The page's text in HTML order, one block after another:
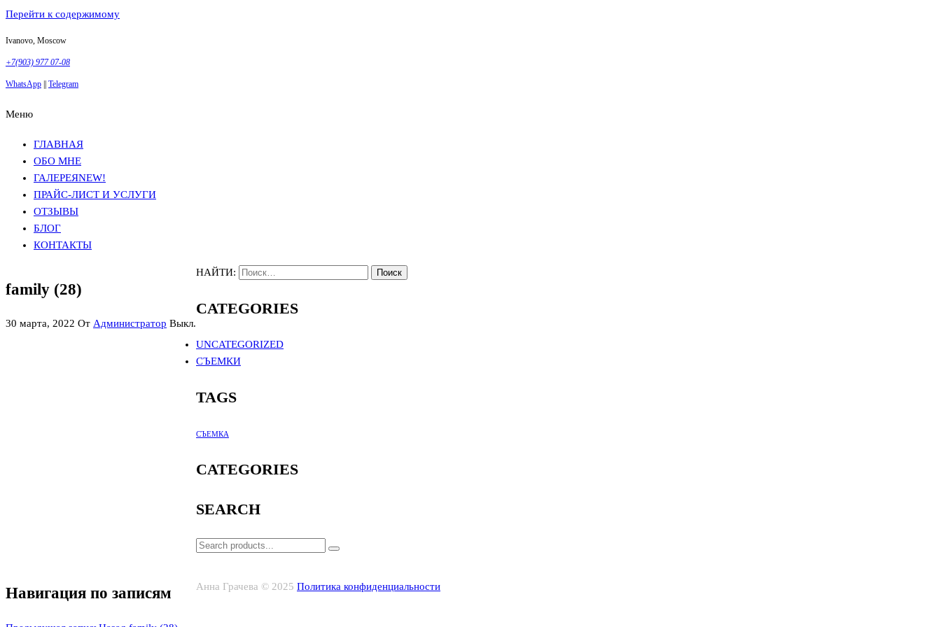
Перейти к содержимому
Ivanovo, Moscow
+7(903) 977 07-08
WhatsApp Telegram
Меню
ГЛАВНАЯ
ОБО МНЕ
ГАЛЕРЕЯNEW!
ПРАЙС-ЛИСТ И УСЛУГИ
ОТЗЫВЫ
БЛОГ
КОНТАКТЫ
family (28)
30 марта, 2022 От Администратор Выкл.
Навигация по записям
НАЙТИ:
CATEGORIES
UNCATEGORIZED
СЪЕМКИ
TAGS
СЪЕМКА
CATEGORIES
SEARCH
Анна Грачева © 2025 Политика конфиденциальности